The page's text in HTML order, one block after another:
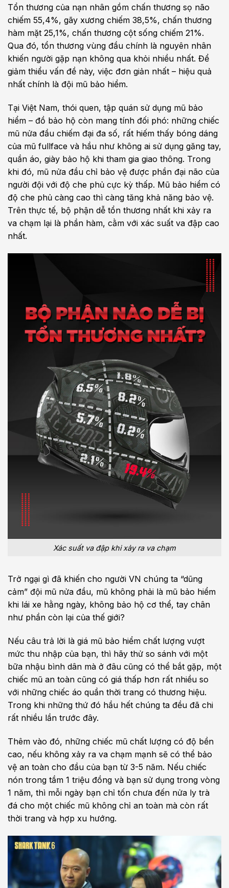
Tổn thương của nạn nhân gồm chấn thương sọ não
chiếm 55,4%, gãy xương chiếm 38,5%, chấn thương
hàm mặt 25,1%, chấn thương cột sống chiếm 21%.
Qua đó, tổn thương vùng đầu chính là nguyên nhân
khiến người gặp nạn không qua khỏi nhiều nhất. Để
giảm thiểu vấn đề này, việc đơn giản nhất – hiệu quả
nhất chính là đội mũ bảo hiểm.
Tại Việt Nam, thói quen, tập quán sử dụng mũ bảo
hiểm – đồ bảo hộ còn mang tính đối phó: những chiếc
mũ nửa đầu chiếm đại đa số, rất hiếm thấy bóng dáng
của mũ fullface và hầu như không ai sử dụng găng tay,
quần áo, giày bảo hộ khi tham gia giao thông. Trong
khi đó, mũ nửa đầu chỉ bảo vệ được phần đại não của
người đội với độ che phủ cực kỳ thấp. Mũ bảo hiểm có
độ che phủ càng cao thì càng tăng khả năng bảo vệ.
Trên thực tế, bộ phận dễ tổn thương nhất khi xảy ra
va chạm lại là phần hàm, cằm với xác suất va đập cao
nhất.
Xác suất va đập khi xảy ra va chạm
Trở ngại gì đã khiến cho người VN chúng ta “dũng
cảm” đội mũ nửa đầu, mũ không phải là mũ bảo hiểm
khi lái xe hằng ngày, không bảo hộ cơ thể, tay chân
như phần còn lại của thế giới?
Nếu câu trả lời là giá mũ bảo hiểm chất lượng vượt
mức thu nhập của bạn, thì hãy thử so sánh với một
bữa nhậu bình dân mà ở đâu cũng có thể bắt gặp, một
chiếc mũ an toàn cũng có giá thấp hơn rất nhiều so
với những chiếc áo quần thời trang có thương hiệu.
Trong khi những thứ đó hầu hết chúng ta đều đã chi
rất nhiều lần trước đây.
Thêm vào đó, những chiếc mũ chất lượng có độ bền
cao, nếu không xảy ra va chạm mạnh sẽ có thể bảo
vệ an toàn cho đầu của bạn từ 3-5 năm. Nếu chiếc
nón trong tầm 1 triệu đồng và bạn sử dụng trong vòng
1 năm, thì mỗi ngày bạn chỉ tốn chưa đến nửa ly trà
đá cho một chiếc mũ không chỉ an toàn mà còn rất
thời trang và hợp xu hướng.